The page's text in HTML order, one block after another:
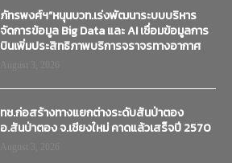
ภัทรพงศ์ฯ”หนุนบวท.เร่งพัฒนาระบบบริหาร
จัดการข้อมูล Big Data และ AI เชื่อมข้อมูลการ
บินเพิ่มประสิทธิภาพบริการจราจรทางอากาศ
ทช.ก่อสร้างทางแยกต่างระดับสันป่าตอง
อ.สันป่าตอง จ.เชียงใหม่ คาดแล้วเสร็จปี 2570